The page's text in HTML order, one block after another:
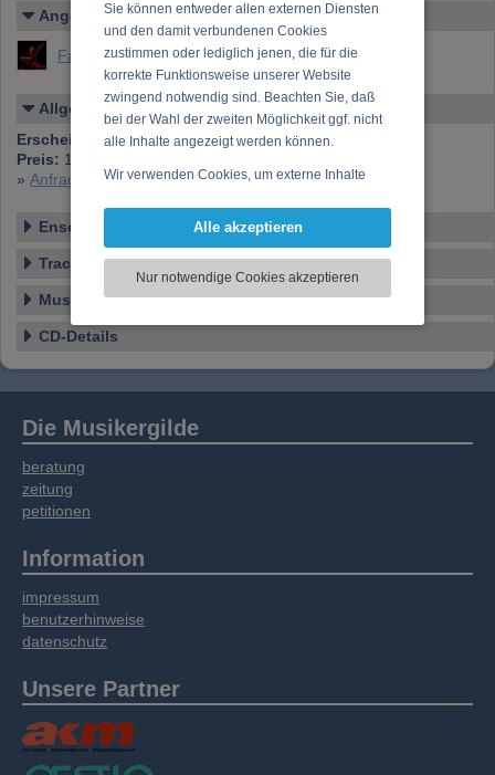
Sie können entweder allen externen Diensten
und den damit verbundenen Cookies
zustimmen oder lediglich jenen, die für die
korrekte Funktionsweise unserer Website
zwingend notwendig sind. Beachten Sie, daß
bei der Wahl der zweiten Möglichkeit ggf. nicht
alle Inhalte angezeigt werden können.
Wir verwenden Cookies, um externe Inhalte
Funktionen für soziale Medien anbieten zu
zu analysieren. Dabei werden ggf.
Informationen zu Ihrer Verwendung unserer
soziale Medien, Werbung und Analysen
Informationen möglicherweise mit weiteren
Daten zusammen, die Sie bereitgestellt haben
oder die sie im Rahmen Ihrer Nutzung der
Dienste gesammelt haben.
Alle akzeptieren
Nur notwendige Cookies akzeptieren
Angelegt von
Falschlunger, Klaus
Allgemeines
Erscheinen bei:Klangspur
Preis: 15,00 €
»Anfrage zu dieser CD
Ensemble
Tracklist
Musikstile
CD-Details
Die Musikergilde
beratung
zeitung
petitionen
Information
impressum
benutzerhinweise
datenschutz
Unsere Partner